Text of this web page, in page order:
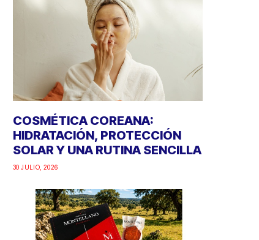
COSMÉTICA COREANA:
HIDRATACIÓN, PROTECCIÓN
SOLAR Y UNA RUTINA SENCILLA
30 JULIO, 2026